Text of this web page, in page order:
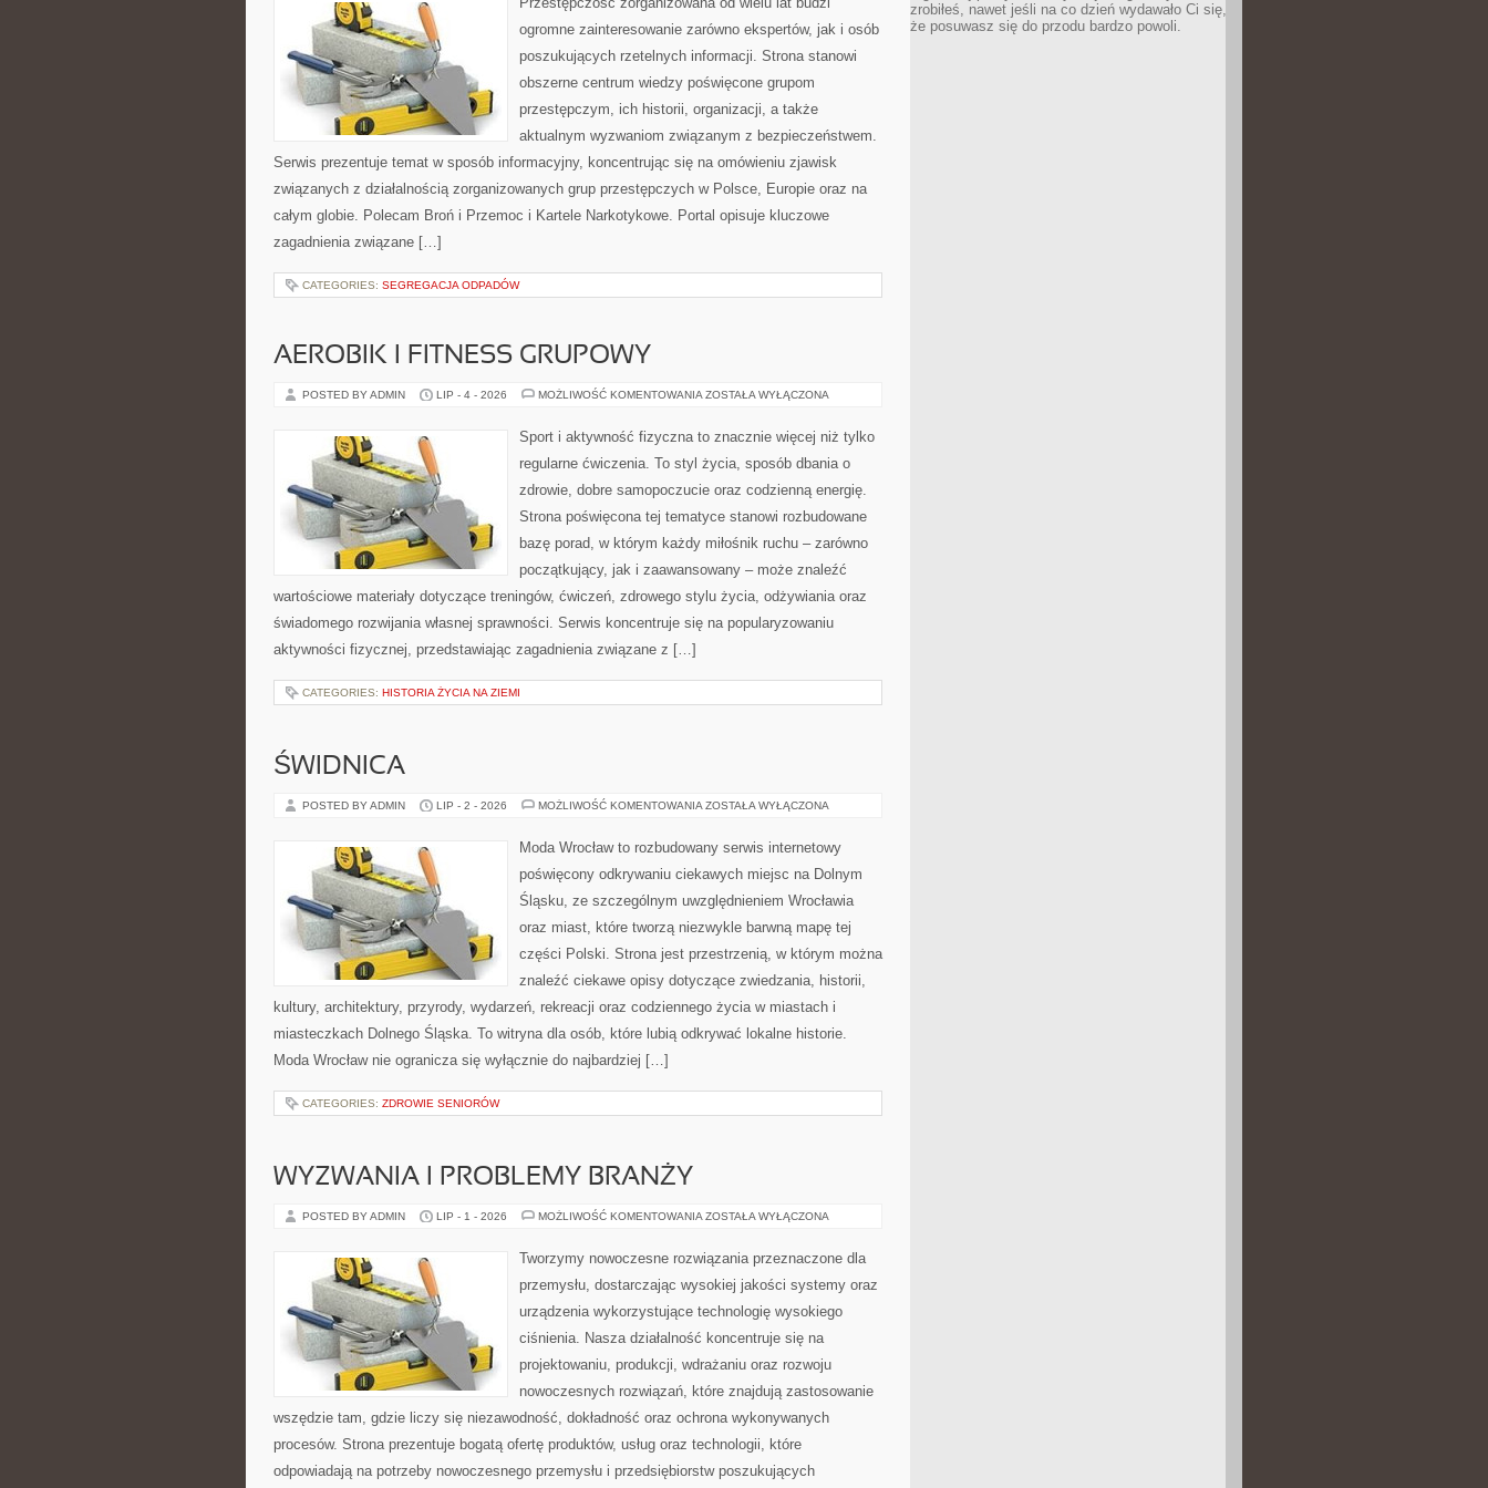
ogromne zainteresowanie zarówno ekspertów, jak i osób
poszukujących rzetelnych informacji. Strona stanowi
obszerne centrum wiedzy poświęcone grupom
przestępczym, ich historii, organizacji, a także
aktualnym wyzwaniom związanym z bezpieczeństwem.
Serwis prezentuje temat w sposób informacyjny, koncentrując się na omówieniu zjawisk
związanych z działalnością zorganizowanych grup przestępczych w Polsce, Europie oraz na
całym globie. Polecam Broń i Przemoc i Kartele Narkotykowe. Portal opisuje kluczowe
zagadnienia związane […]
CATEGORIES: SEGREGACJA ODPADÓW
AEROBIK I FITNESS GRUPOWY
POSTED BY ADMIN LIP - 4 - 2026 MOŻLIWOŚĆ KOMENTOWANIA AEROBIK
GRUPOWY
ZOSTAŁA WYŁĄCZONA
Sport i aktywność fizyczna to znacznie więcej niż tylko
regularne ćwiczenia. To styl życia, sposób dbania o
zdrowie, dobre samopoczucie oraz codzienną energię.
Strona poświęcona tej tematyce stanowi rozbudowane
bazę porad, w którym każdy miłośnik ruchu – zarówno
początkujący, jak i zaawansowany – może znaleźć
wartościowe materiały dotyczące treningów, ćwiczeń, zdrowego stylu życia, odżywiania oraz
świadomego rozwijania własnej sprawności. Serwis koncentruje się na popularyzowaniu
aktywności fizycznej, przedstawiając zagadnienia związane z […]
CATEGORIES: HISTORIA ŻYCIA NA ZIEMI
ŚWIDNICA
POSTED BY ADMIN LIP - 2 - 2026 MOŻLIWOŚĆ KOMENTOWANIA ŚWIDNICA
ZOSTAŁA WYŁĄCZONA
Moda Wrocław to rozbudowany serwis internetowy
poświęcony odkrywaniu ciekawych miejsc na Dolnym
Śląsku, ze szczególnym uwzględnieniem Wrocławia
oraz miast, które tworzą niezwykle barwną mapę tej
części Polski. Strona jest przestrzenią, w którym można
znaleźć ciekawe opisy dotyczące zwiedzania, historii,
kultury, architektury, przyrody, wydarzeń, rekreacji oraz codziennego życia w miastach i
miasteczkach Dolnego Śląska. To witryna dla osób, które lubią odkrywać lokalne historie.
Moda Wrocław nie ogranicza się wyłącznie do najbardziej […]
CATEGORIES: ZDROWIE SENIORÓW
WYZWANIA I PROBLEMY BRANŻY
POSTED BY ADMIN LIP - 1 - 2026 MOŻLIWOŚĆ KOMENTOWANIA WYZWANIA
BRANŻY
ZOSTAŁA WYŁĄCZONA
Tworzymy nowoczesne rozwiązania przeznaczone dla
przemysłu, dostarczając wysokiej jakości systemy oraz
urządzenia wykorzystujące technologię wysokiego
ciśnienia. Nasza działalność koncentruje się na
projektowaniu, produkcji, wdrażaniu oraz rozwoju
nowoczesnych rozwiązań, które znajdują zastosowanie
wszędzie tam, gdzie liczy się niezawodność, dokładność oraz ochrona wykonywanych
procesów. Strona prezentuje bogatą ofertę produktów, usług oraz technologii, które
odpowiadają na potrzeby nowoczesnego przemysłu i przedsiębiorstw poszukujących
zrobiłeś, nawet jeśli na co dzień wydawało Ci się,
że posuwasz się do przodu bardzo powoli.